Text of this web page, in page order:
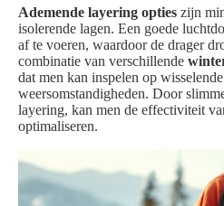
Ademende layering opties zijn
isolerende lagen. Een goede
af te voeren, waardoor de drager
combinatie van verschillende
dat men kan inspelen op
weersomstandigheden. Door
layering, kan men de effectiviteit
optimaliseren.